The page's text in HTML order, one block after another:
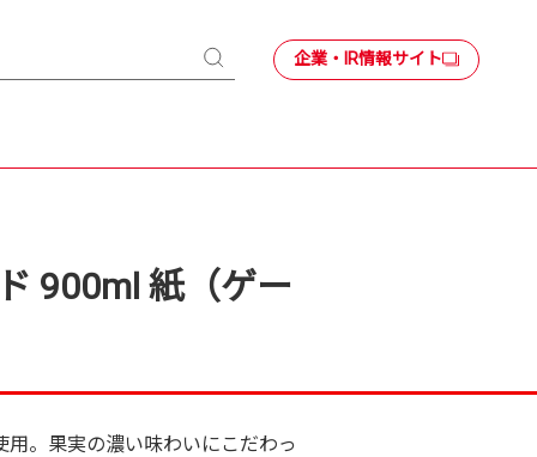
検
企業・IR情報サイト
900ml 紙（ゲー
。果実の濃い味わいにこだわっ